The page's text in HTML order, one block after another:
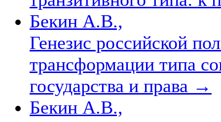
Бекин А.В.,
Генезис российской
трансформации типа
государства и права →
Бекин А.В.,